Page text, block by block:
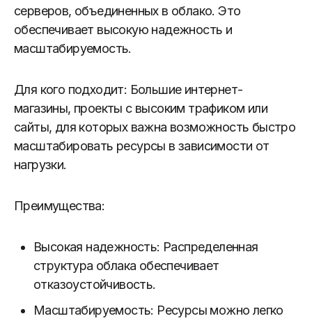
серверов, объединенных в облако. Это
обеспечивает высокую надежность и
масштабируемость.
Для кого подходит: Большие интернет-
магазины, проекты с высоким трафиком или
сайты, для которых важна возможность быстро
масштабировать ресурсы в зависимости от
нагрузки.
Преимущества:
Высокая надежность: Распределенная
структура облака обеспечивает
отказоустойчивость.
Масштабируемость: Ресурсы можно легко